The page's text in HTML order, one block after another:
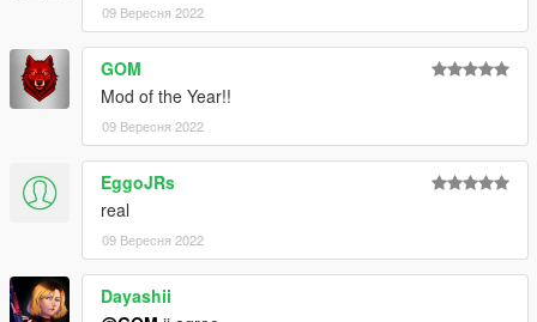
09 Вересня 2022
GOM
Mod of the Year!!
09 Вересня 2022
EggoJRs
real
09 Вересня 2022
Dayashii